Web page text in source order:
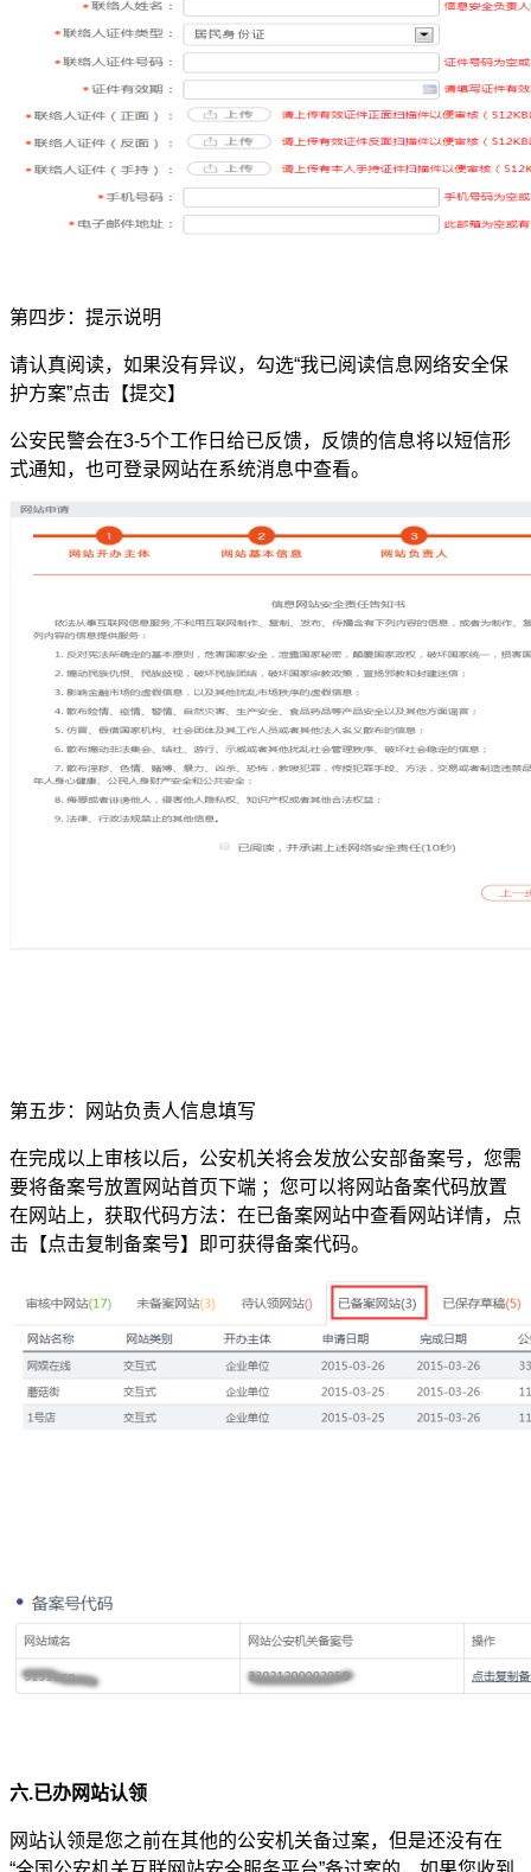
第四步：提示说明
请认真阅读，如果没有异议，勾选“我已阅读信息网络安全保
护方案”点击【提交】
公安民警会在3-5个工作日给已反馈，反馈的信息将以短信形
式通知，也可登录网站在系统消息中查看。
第五步：网站负责人信息填写
在完成以上审核以后，公安机关将会发放公安部备案号，您需
要将备案号放置网站首页下端 ；您可以将网站备案代码放置
在网站上，获取代码方法：在已备案网站中查看网站详情，点
击【点击复制备案号】即可获得备案代码。
六.已办网站认领
网站认领是您之前在其他的公安机关备过案，但是还没有在